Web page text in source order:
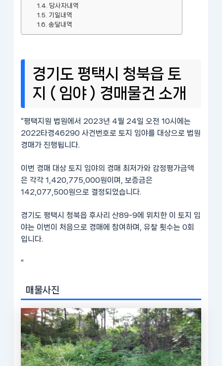
당사자내역
기일내역
송달내역
경기도 평택시 청북읍 토
지 ( 임야 ) 경매물건 소개
“평택지원 법원에서 2023년 4월 24일 오전 10시에는
2022타경46290 사건번호로 토지 임야를 대상으로 법원
경매가 진행됩니다.
이번 경매 대상 토지 임야의 경매 최저가와 감정평가금액
은 각각 1,420,775,000원이며, 보증금은
142,077,500원으로 결정되었습니다.
경기도 평택시 청북읍 후사리 산89-9에 위치한 이 토지 임
야는 이번이 처음으로 경매에 참여하며, 유찰 횟수는 0회
입니다.
“
매물사진